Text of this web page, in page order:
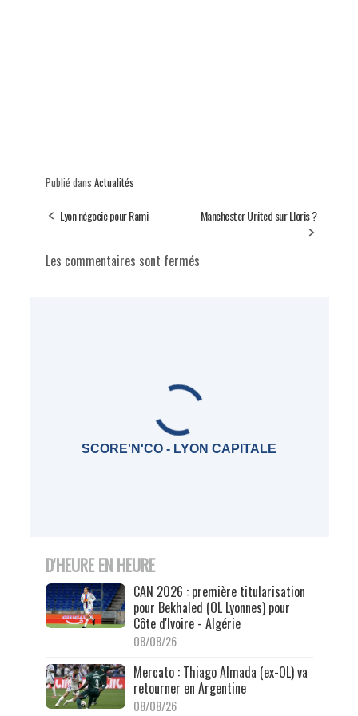
Publié dans Actualités
Lyon négocie pour Rami Manchester United sur Lloris ?
Les commentaires sont fermés
SCORE'N'CO - LYON CAPITALE
D'HEURE EN HEURE
CAN 2026 : première titularisation
pour Bekhaled (OL Lyonnes) pour
Côte d'Ivoire - Algérie
08/08/26
Mercato : Thiago Almada (ex-OL) va
retourner en Argentine
08/08/26